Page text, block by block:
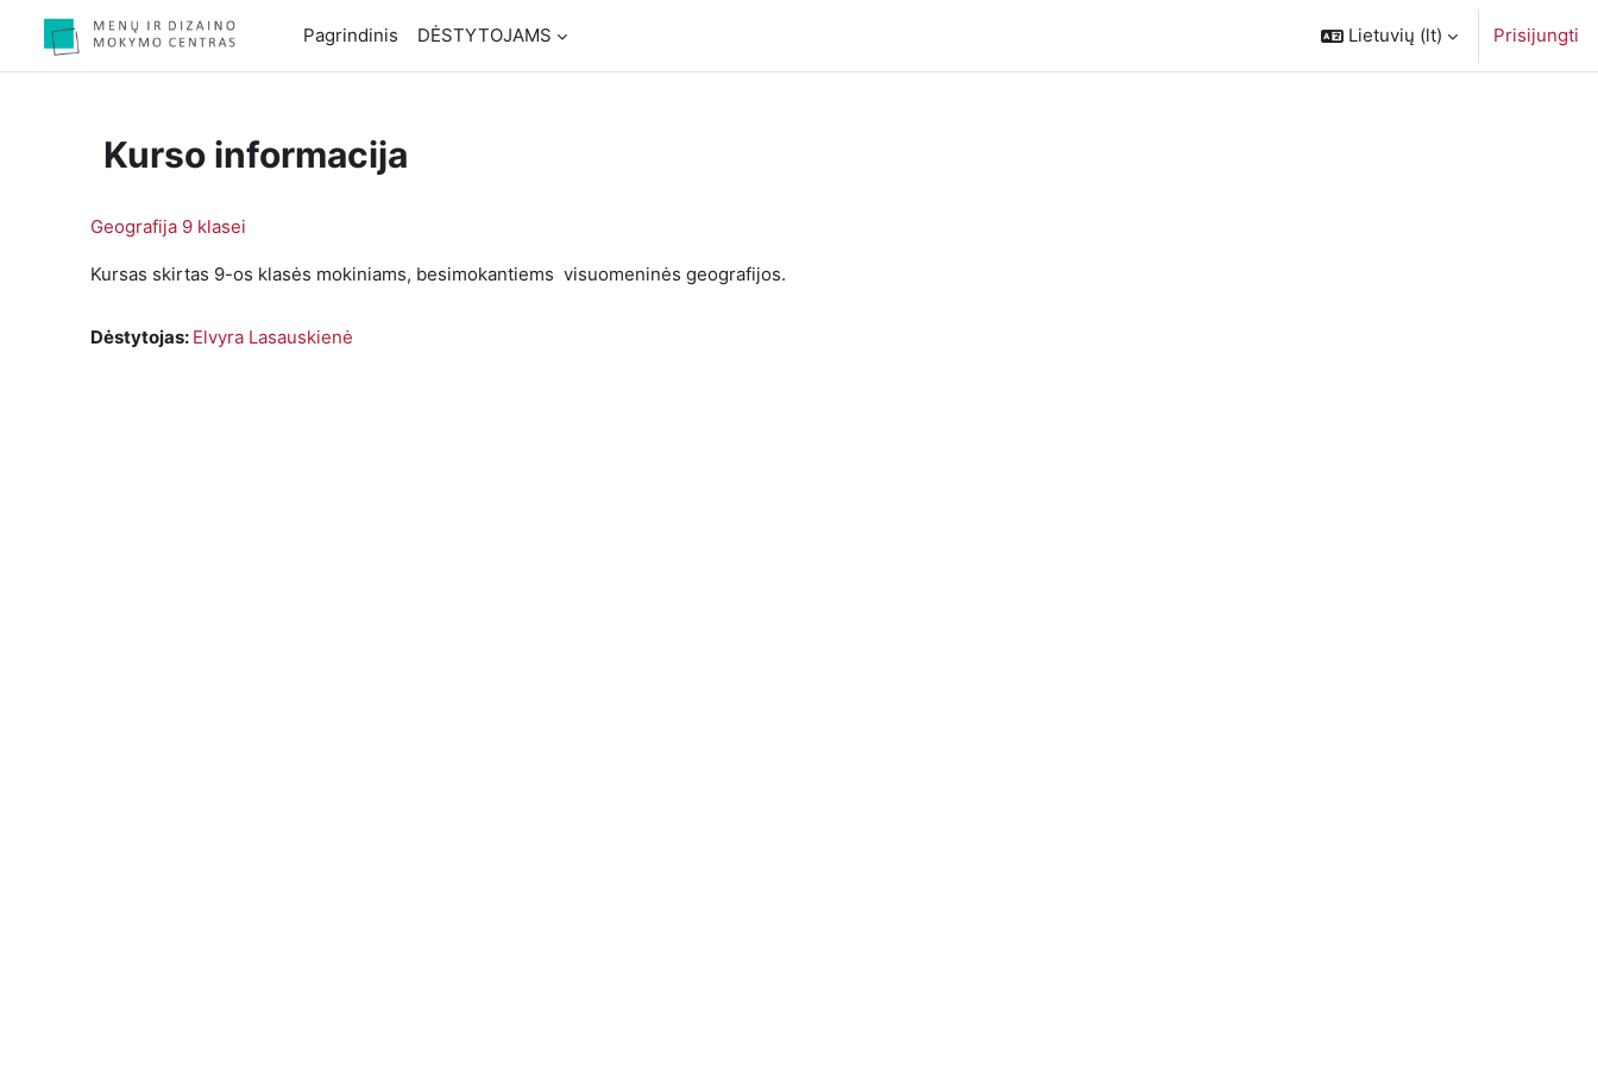
Pagrindinis
DĖSTYTOJAMS Lietuvių ‎(lt)‎ Prisijungti
Kurso informacija
Geografija 9 klasei
Kursas skirtas 9-os klasės mokiniams, besimokantiems visuomeninės geografijos.
Dėstytojas: Elvyra Lasauskienė